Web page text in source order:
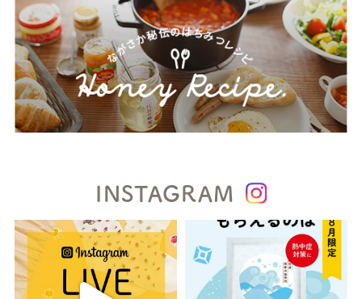
INSTAGRAM